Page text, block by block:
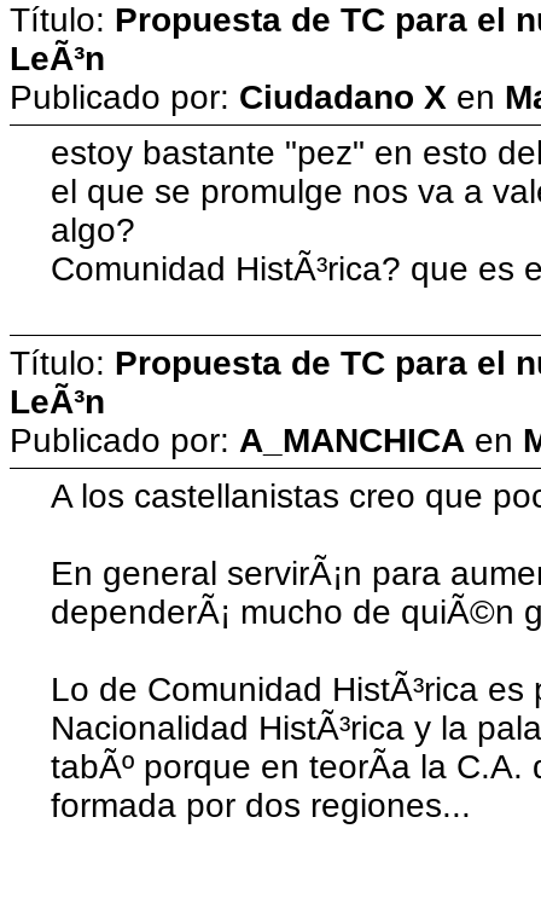
Título: Propuesta de TC para el
LeÃ³n
Publicado por: Ciudadano X en
estoy bastante "pez" en esto
el que se promulge nos va a
algo?
Comunidad HistÃ³rica? que es
Título: Propuesta de TC para el
LeÃ³n
Publicado por: A_MANCHICA en
A los castellanistas creo que
En general servirÃ¡n para
dependerÃ¡ mucho de quiÃ©n
Lo de Comunidad HistÃ³rica
Nacionalidad HistÃ³rica y la
tabÃº porque en teorÃ­a la C.A.
formada por dos regiones...